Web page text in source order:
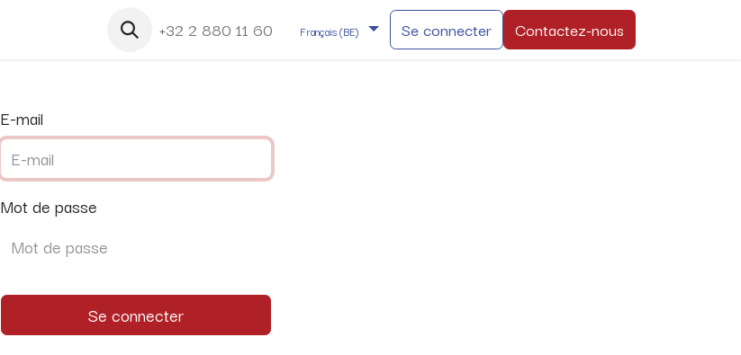
Contactez-nous À propos
+32 2 880 11 60 Français (BE) Se connecter Contactez-nous
E-mail
Mot de passe
Se connecter